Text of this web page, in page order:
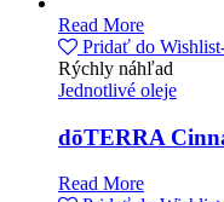
Read More
Pridať do
Rýchly náhľad
Jednotlivé oleje
dōTERRA
Read More